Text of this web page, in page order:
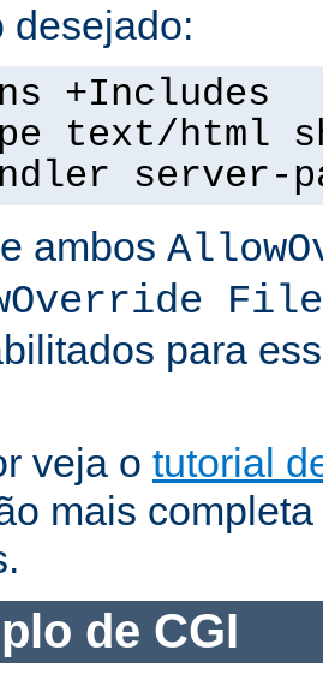
desejado:
+Includes
text/html
server-
ambos
para
veja o tutorial
mais
de CGI